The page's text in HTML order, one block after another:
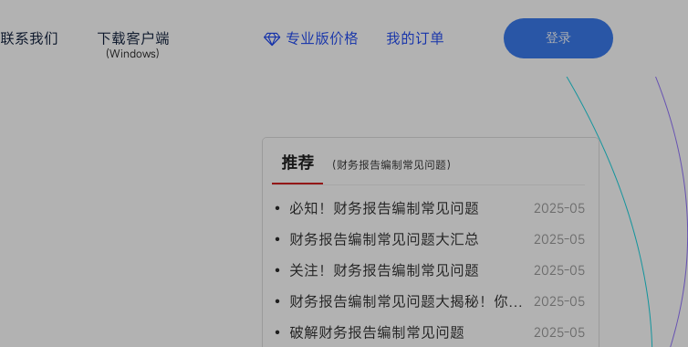
联系我们 下载客户端
(Windows)
专业版价格 我的订单 登录
推荐 （财务报告编制常见问题）
• 必知！财务报告编制常见问题 2025-05
• 财务报告编制常见问题大汇总 2025-05
• 关注！财务报告编制常见问题 2025-05
• 财务报告编制常见问题大揭秘！你中招了吗？ 2025-05
• 破解财务报告编制常见问题 2025-05